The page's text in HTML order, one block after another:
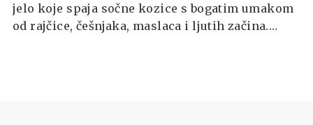
jelo koje spaja sočne kozice s bogatim umakom
od rajčice, češnjaka, maslaca i ljutih začina.